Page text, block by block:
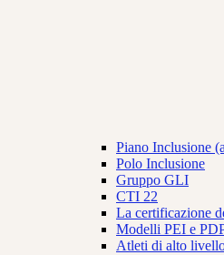
Piano Inclusione
Polo Inclusione
Gruppo GLI
CTI 22
La certificazione
Modelli PEI e
Atleti di alto